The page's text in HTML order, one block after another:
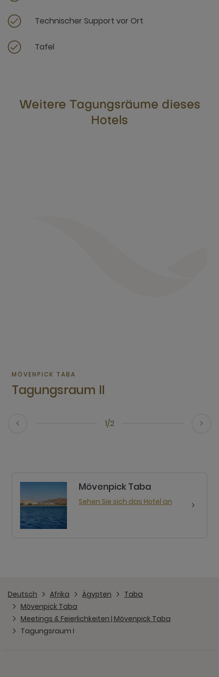
Technischer Support vor Ort
Tafel
Weitere Tagungsräume dieses
Hotels
1/2
MÖVENPICK TABA
Tagungsraum II
Mövenpick Taba
Sehen Sie sich das Hotel an
Deutsch Afrika Ägypten
Taba
Mövenpick Taba
Meetings & Feierlichkeiten | Mövenpick Taba
Tagungsraum I